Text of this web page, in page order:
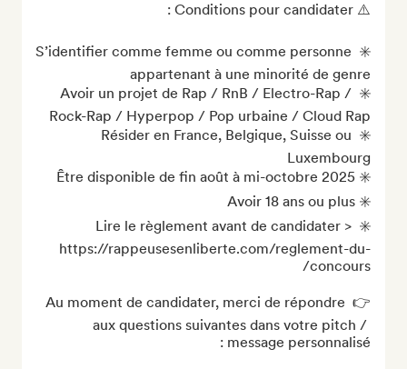
✳️ S’identifier comme femme ou comme personne
✳️ Avoir un projet de Rap / RnB / Electro-Rap /
✳️ Résider en France, Belgique, Suisse ou
✳️ Lire le règlement avant de candidater >
https://rappeusesenliberte.com/reglement-du-
👉 Au moment de candidater, merci de répondre
aux questions suivantes dans votre pitch /